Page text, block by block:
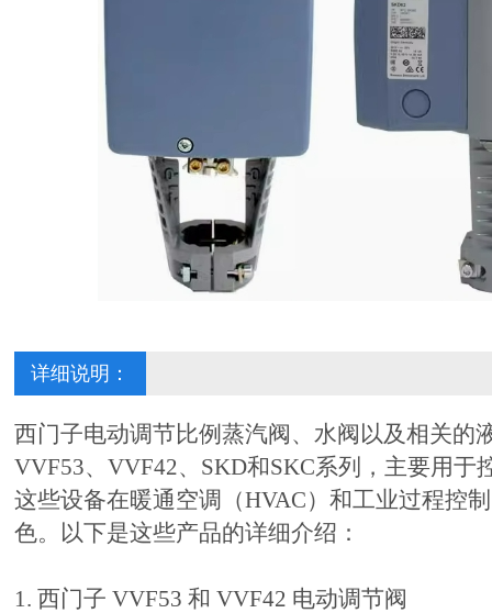
详细说明：
西门子电动调节比例蒸汽阀、水阀以及相关的
VVF53、VVF42、SKD和SKC系列，主要用于
这些设备在暖通空调（HVAC）和工业过程控
色。以下是这些产品的详细介绍：
1. 西门子 VVF53 和 VVF42 电动调节阀